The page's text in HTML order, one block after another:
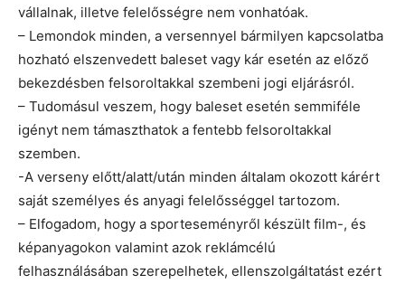
vállalnak, illetve felelősségre nem vonhatóak.
– Lemondok minden, a versennyel bármilyen kapcsolatba
hozható elszenvedett baleset vagy kár esetén az előző
bekezdésben felsoroltakkal szembeni jogi eljárásról.
– Tudomásul veszem, hogy baleset esetén semmiféle
igényt nem támaszthatok a fentebb felsoroltakkal
szemben.
-A verseny előtt/alatt/után minden általam okozott kárért
saját személyes és anyagi felelősséggel tartozom.
– Elfogadom, hogy a sporteseményről készült film-, és
képanyagokon valamint azok reklámcélú
felhasználásában szerepelhetek, ellenszolgáltatást ezért